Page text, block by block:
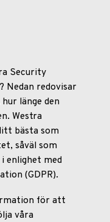
Security
Nedan redovisar
länge den
Westra
bästa som
såväl som
enlighet med
(GDPR).
för att
våra